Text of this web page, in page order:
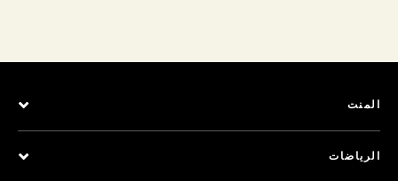
المنت
الرياضات